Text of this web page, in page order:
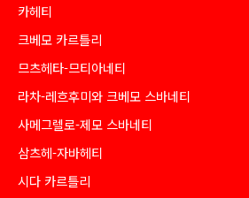
카헤티
크베모 카르틀리
므츠헤타-므티아네티
라차-레흐후미와 크베모 스바네티
사메그렐로-제모 스바네티
삼츠헤-자바헤티
시다 카르틀리